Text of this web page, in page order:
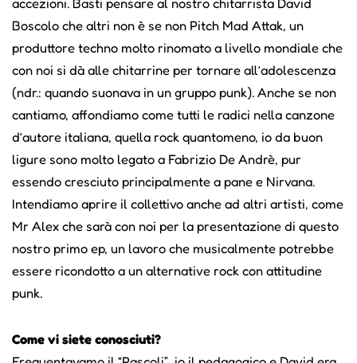
Boscolo che altri non è se non Pitch Mad Attak, un
produttore techno molto rinomato a livello mondiale che
con noi si dà alle chitarrine per tornare all’adolescenza
(ndr.: quando suonava in un gruppo punk). Anche se non
cantiamo, affondiamo come tutti le radici nella canzone
d’autore italiana, quella rock quantomeno, io da buon
ligure sono molto legato a Fabrizio De Andrè, pur
essendo cresciuto principalmente a pane e Nirvana.
Intendiamo aprire il collettivo anche ad altri artisti, come
Mr Alex che sarà con noi per la presentazione di questo
nostro primo ep, un lavoro che musicalmente potrebbe
essere ricondotto a un alternative rock con attitudine
punk.
Come vi siete conosciuti?